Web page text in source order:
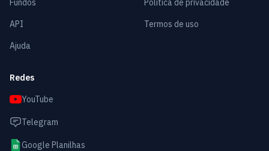
Fundos
API
Ajuda
Politica de privacidade
Termos de uso
Redes
YouTube
Telegram
Google Planilhas